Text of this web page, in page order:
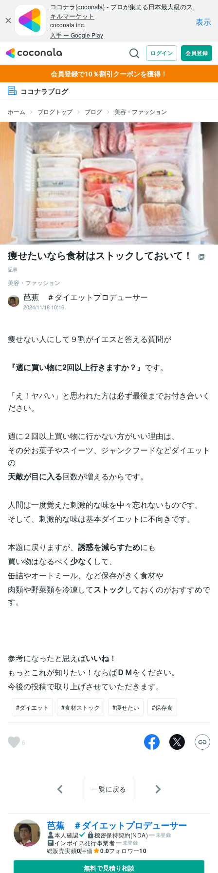
会員登録で10％割引クーポンを獲得！
ココナラブログ
ホーム ブログトップ ブログ 美容・ファッション
痩せたいなら食材はストックしておいて！
記事
美容・ファッション
芭蕉 ＃ダイエットプロデューサー
2024/11/18 10:16
痩せない人にして９割がイエスと答える質問が
『週に買い物に2回以上行きますか？』 です。
「え！ヤバい」と思われた方は必ず最後までお付き合いく
ださい。
週に２回以上買い物に行かない方がいい理由は、
その分お菓子やスイーツ、ジャンクフードなどダイエット
の
天敵が目に入る回数が増えるからです。
人間は一度覚えた刺激的な味を中々忘れないものです。
そして、刺激的な味は基本ダイエットに不向きです。
本題に戻りますが、 誘惑を減らすためにも
買い物はなるべく 少なく して、
缶詰やオートミール、など保存がきく食材や
肉類や野菜類を冷凍してストック しておくのがおすすめで
す。
参考になったと思えばいいね！
もっとこれが知りたい！ならばＤＭをください。
今後の投稿で取り上げさせていただきます。
#ダイエット #食材ストック #痩せたい #保存食
6
一覧に戻る
芭蕉 ＃ダイエットプロデューサー
本人確認 機密保持契約(NDA) 未登録
インボイス発行事業者 未登録
総販売実績0評価 0.0フォロワー10
無料で見積り相談